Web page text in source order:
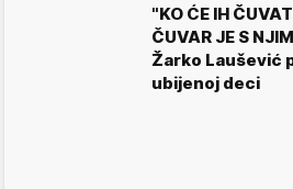
"KO ĆE IH
ČUVAR JE S
Žarko Laušević
ubijenoj deci